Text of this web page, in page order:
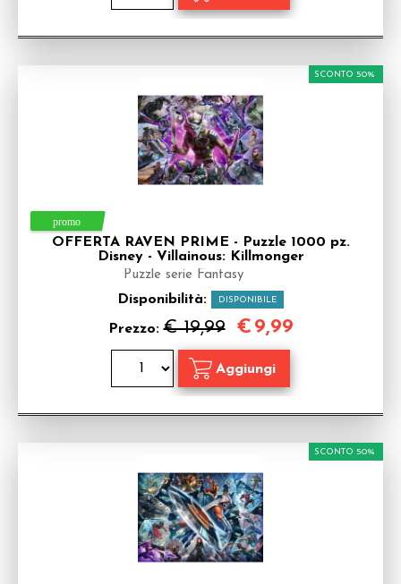
OFFERTA RAVEN PRIME - Puzzle 1000 pz.
Disney - Villainous: Killmonger
Puzzle serie Fantasy
Disponibilità: DISPONIBILE
Prezzo:€ 19,99
SCONTO 50%
€ 9,99
SCONTO 50%